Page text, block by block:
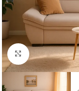
Click to enlarge